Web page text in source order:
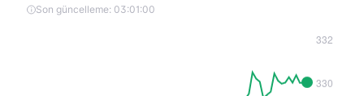
Son güncelleme: 03:01:00